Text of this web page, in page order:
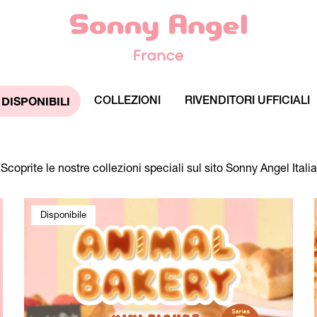
COLLEZIONI RIVENDITORI UFFICIALI
Scoprite le nostre collezioni speciali sul sito Sonny Angel Italia
Disponibile